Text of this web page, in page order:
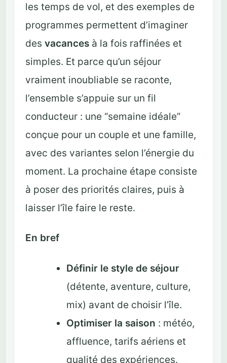
les temps de vol, et des exemples de
programmes permettent d’imaginer
des vacancesà la fois raffinées et
simples. Et parce qu’un séjour
vraiment inoubliable se raconte,
l’ensemble s’appuie sur un fil
conducteur : une “semaine idéale”
conçue pour un couple et une famille,
avec des variantes selon l’énergie du
moment. La prochaine étape consiste
à poser des priorités claires, puis à
laisser l’île faire le reste.
En bref
Définir le style de séjour
(détente, aventure, culture,
mix) avant de choisir l’île.
Optimiser la saison : météo,
affluence, tarifs aériens et
qualité des expériences.